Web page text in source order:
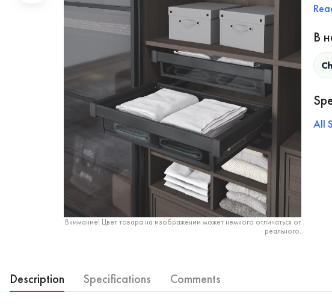
Внимание! Цвет товара на изображении может немного отличаться от
реального.
В
All
Description Specifications Comments